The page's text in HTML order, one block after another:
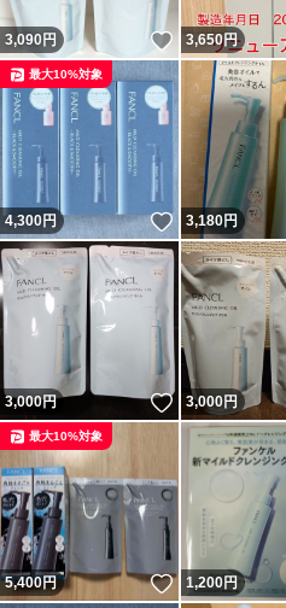
3,090円 いいね！
3,650円
4,300円 いいね！
最大10%対象
3,180円
3,000円 いいね！
3,000円
5,400円 いいね！
最大10%対象
1,200円